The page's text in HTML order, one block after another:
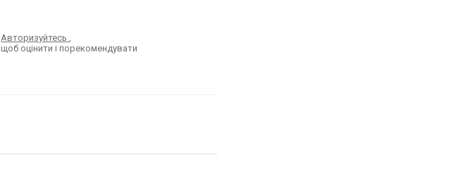
Авторизуйтесь,
щоб оцінити і порекомендувати